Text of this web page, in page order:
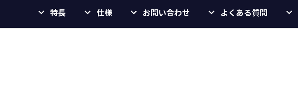
特長 仕様 お問い合わせ よくある質問